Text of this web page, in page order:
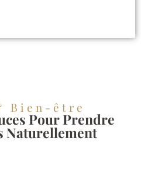
Bien-être
Pour Prendre
Naturellement